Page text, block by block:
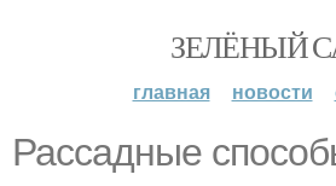
ЗЕЛЁНЫЙ
главная новости
Рассадные